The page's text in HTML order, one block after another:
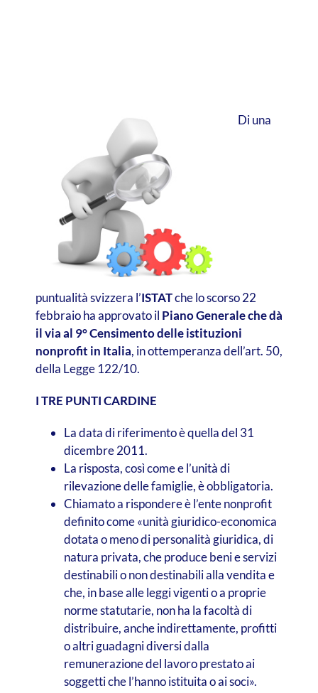
Di una
puntualità svizzera l’ISTATche lo scorso 22
febbraio ha approvato il Piano Generale che dà
il via al 9° Censimento delle istituzioni
nonprofit in Italia, in ottemperanza dell’art. 50,
della Legge 122/10.
I TRE PUNTI CARDINE
La data di riferimento è quella del 31
dicembre 2011.
La risposta, così come e l’unità di
rilevazione delle famiglie, è obbligatoria.
Chiamato a rispondere è l’ente nonprofit
definito come «unità giuridico-economica
dotata o meno di personalità giuridica, di
natura privata, che produce beni e servizi
destinabili o non destinabili alla vendita e
che, in base alle leggi vigenti o a proprie
norme statutarie, non ha la facoltà di
distribuire, anche indirettamente, profitti
o altri guadagni diversi dalla
remunerazione del lavoro prestato ai
soggetti che l’hanno istituita o ai soci».